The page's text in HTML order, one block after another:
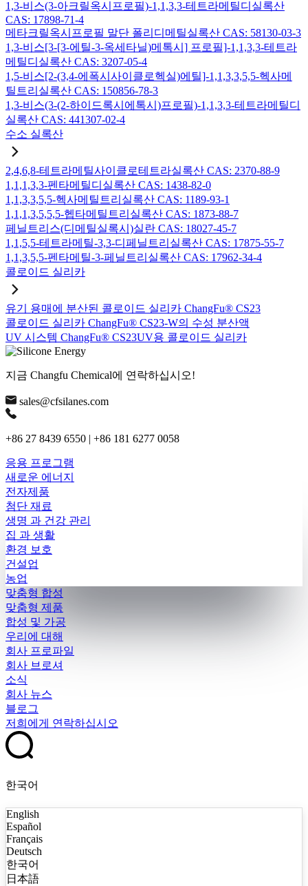
1,3-비스(3-아크릴옥시프로필)-1,1,3,3-테트라메틸디실록산
CAS: 17898-71-4
메타크릴옥시프로필 말단 폴리디메틸실록산 CAS: 58130-03-3
1,3-비스[3-[3-에틸-3-옥세타닐)메톡시] 프로필]-1,1,3,3-테트라
메틸디실록산 CAS: 3207-05-4
1,5-비스[2-(3,4-에폭시사이클로헥실)에틸]-1,1,3,3,5,5-헥사메
틸트리실록산 CAS: 150856-78-3
1,3-비스(3-(2-하이드록시에톡시)프로필)-1,1,3,3-테트라메틸디
실록산 CAS: 441307-02-4
수소 실록산
2,4,6,8-테트라메틸사이클로테트라실록산 CAS: 2370-88-9
1,1,1,3,3-펜타메틸디실록산 CAS: 1438-82-0
1,1,3,3,5,5-헥사메틸트리실록산 CAS: 1189-93-1
1,1,1,3,5,5,5-헵타메틸트리실록산 CAS: 1873-88-7
페닐트리스(디메틸실록시)실란 CAS: 18027-45-7
1,1,5,5-테트라메틸-3,3-디페닐트리실록산 CAS: 17875-55-7
1,1,3,5,5-펜타메틸-3-페닐트리실록산 CAS: 17962-34-4
콜로이드 실리카
유기 용매에 분산된 콜로이드 실리카 ChangFu® CS23
콜로이드 실리카 ChangFu® CS23-W의 수성 분산액
UV 시스템 ChangFu® CS23UV용 콜로이드 실리카
지금 Changfu Chemical에 연락하십시오!
sales@cfsilanes.com
+86 27 8439 6550 | +86 181 6277 0058
응용 프로그램
새로운 에너지
전자제품
첨단 재료
생명 과 건강 관리
집 과 생활
환경 보호
건설업
농업
맞춤형 합성
맞춤형 제품
합성 및 가공
우리에 대해
회사 프로파일
회사 브로셔
소식
회사 뉴스
블로그
저희에게 연락하십시오
한국어
English
Español
Français
Deutsch
한국어
日本語